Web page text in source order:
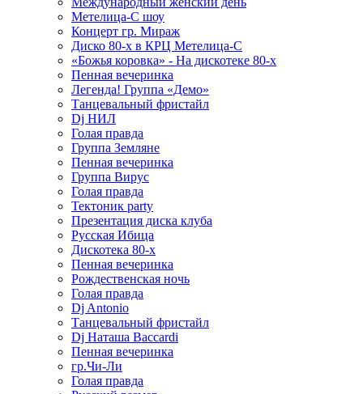
Метелица-С шоу
Концерт гр. Мираж
Диско 80-х в КРЦ Метелица-С
«Божья коровка» - На дискотеке 80-х
Пенная вечеринка
Легенда! Группа «Демо»
Танцевальный фристайл
Dj НИЛ
Голая правда
Группа Земляне
Пенная вечеринка
Группа Вирус
Голая правда
Тектоник party
Презентация диска клуба
Русская Ибица
Дискотека 80-х
Пенная вечеринка
Рождественская ночь
Голая правда
Dj Antonio
Танцевальный фристайл
Dj Наташа Baccardi
Пенная вечеринка
гр.Чи-Ли
Голая правда